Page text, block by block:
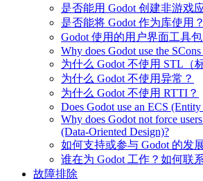
是否能用 Godot 创建非游戏
是否能将 Godot 作为库使用？
Godot 使用的用户界面工具
Why does Godot use the
为什么 Godot 不使用 STL（
为什么 Godot 不使用异常？
为什么 Godot 不使用 RTTI？
Does Godot use an ECS
Why does Godot not force
(Data-Oriented Design)?
如何支持或参与 Godot 的发
谁在为 Godot 工作？如何联
故障排除